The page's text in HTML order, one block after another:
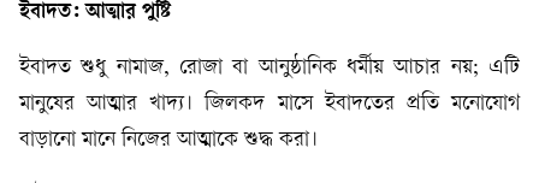
ইবাদত: আত্মার পুষ্টি
ইবাদত শুধু নামাজ, রোজা বা আনুষ্ঠানিক ধর্মীয় আচার নয়; এটি
মানুষের আত্মার খাদ্য। জিলকদ মাসে ইবাদতের প্রতি মনোযোগ
বাড়ানো মানে নিজের আত্মাকে শুদ্ধ করা।